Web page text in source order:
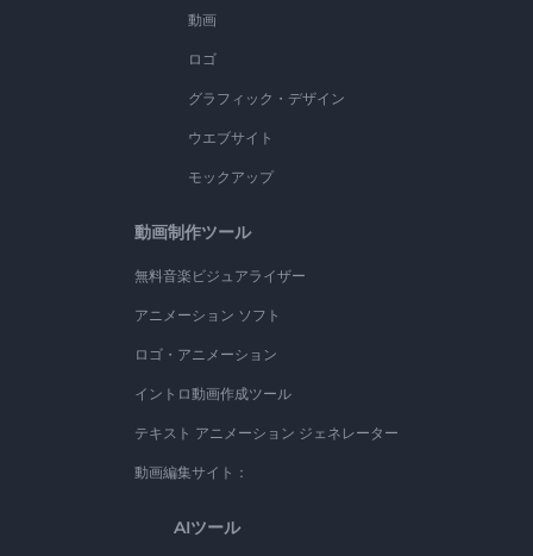
動画
ロゴ
グラフィック・デザイン
ウエブサイト
モックアップ
動画制作ツール
無料音楽ビジュアライザー
アニメーション ソフト
ロゴ・アニメーション
イントロ動画作成ツール
テキスト アニメーション ジェネレーター
動画編集サイト：
AIツール